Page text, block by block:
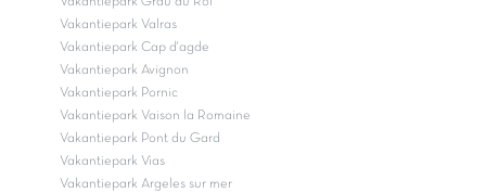
Vakantiepark Valras
Vakantiepark Cap d'agde
Vakantiepark Avignon
Vakantiepark Pornic
Vakantiepark Vaison la Romaine
Vakantiepark Pont du Gard
Vakantiepark Vias
Vakantiepark Argeles sur mer